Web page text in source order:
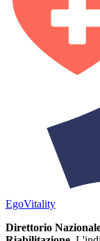
EgoVitality
Direttorio